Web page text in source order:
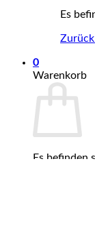
Es
0
Warenkorb
Es befinden